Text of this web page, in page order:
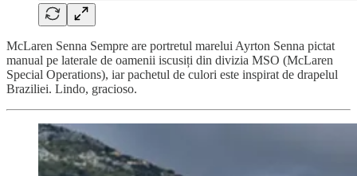
McLaren Senna Sempre are portretul marelui Ayrton Senna pictat
manual pe laterale de oamenii iscusiți din divizia MSO (McLaren
Special Operations), iar pachetul de culori este inspirat de drapelul
Braziliei. Lindo, gracioso.